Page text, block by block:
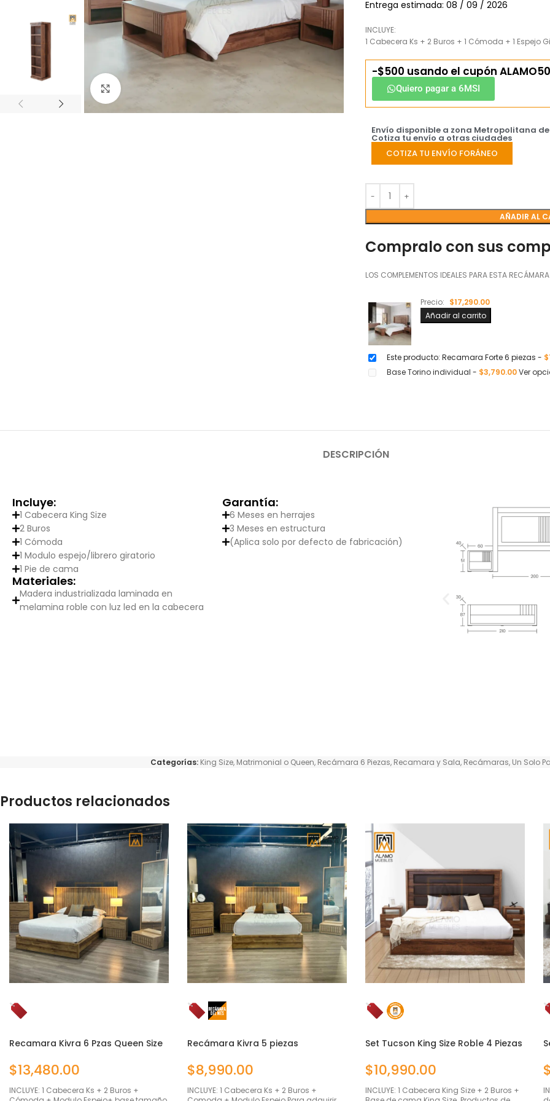
Entrega estimada: 08 / 09 / 2026
INCLUYE:
1 Cabecera Ks + 2 Buros + 1 Cómoda + 1 Espejo
-$500 usando el cupón
Quiero pagar a 6MSI
Envío disponible a zona Metropolitana
Cotiza tu envío a otras ciudades
COTIZA TU ENVÍO FORÁNEO
AÑADIR AL
Compralo con sus
LOS COMPLEMENTOS IDEALES PARA ESTA RECÁMARA
Precio: $17,290.00
Añadir al carrito
Este producto: Recamara Forte 6 piezas - $
Base Torino individual - $3,790.00Ver
DESCRIPCIÓN
Incluye:
1 Cabecera King Size
2 Buros
1 Cómoda
1 Modulo espejo/librero giratorio
1 Pie de cama
Materiales:
Madera industrializada laminada en
melamina roble con luz led en la cabecera
Garantía:
6 Meses en herrajes
3 Meses en estructura
(Aplica solo por defecto de fabricación)
Categorías: King Size, Matrimonial o Queen, Recámara 6 Piezas, Recamara y Sala, Recámaras, Un Solo
Productos relacionados
Recamara Kivra 6 Pzas Queen Size
$13,480.00
INCLUYE: 1 Cabecera Ks + 2 Buros +
Recámara Kivra 5 piezas
$8,990.00
INCLUYE: 1 Cabecera Ks + 2 Buros +
Set Tucson King Size Roble 4 Piezas
$10,990.00
INCLUYE: 1 Cabecera King Size + 2 Buros +